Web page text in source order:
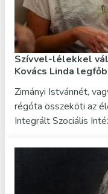
Szívvel-lélekkel
Kovács Linda
Zimányi Istvánnét,
régóta összeköti az
Integrált Szociális